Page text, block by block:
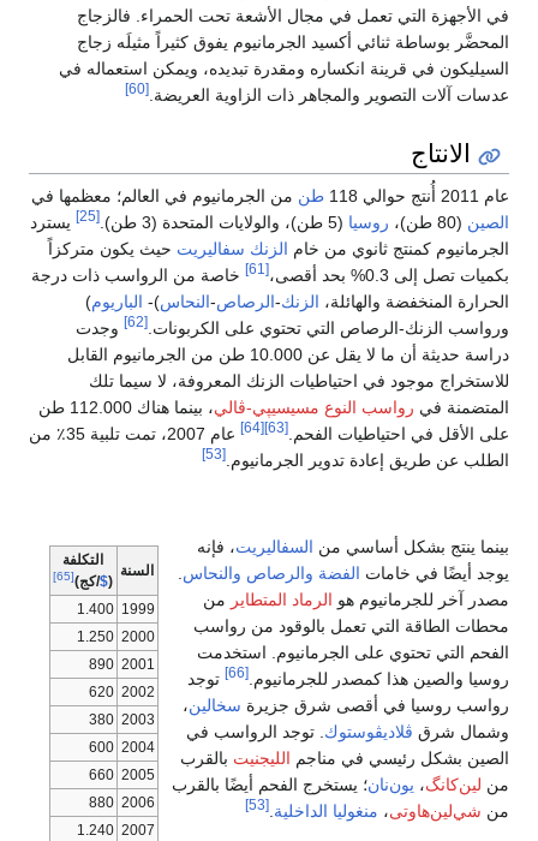
في الأجهزة التي تعمل في مجال الأشعة تحت الحمراء. فالزجاج
المحضَّر بوساطة ثنائي أكسيد الجرمانيوم يفوق كثيراً مثيلَه زجاج
السيليكون في قرينة انكساره ومقدرة تبديده، ويمكن استعماله في
عدسات آلات التصوير والمجاهر ذات الزاوية العريضة. [60]
الانتاج
عام 2011 أُنتج حوالي 118 طن من الجرمانيوم في العالم؛ معظمها في
الصين (80 طن)، روسيا (5 طن)، والولايات المتحدة (3 طن). [25]
يسترد
الجرمانيوم كمنتج ثانوي من خام الزنك سفاليريت حيث يكون متركزاً
بكميات تصل إلى 0.3% بحد أقصى،
[61]
خاصة من الرواسب ذات درجة
الحرارة المنخفضة والهائلة، الزنك-الرصاص-النحاس)- الباريوم)
ورواسب الزنك-الرصاص التي تحتوي على الكربونات.[62]
وجدت
دراسة حديثة أن ما لا يقل عن 10.000 طن من الجرمانيوم القابل
للاستخراج موجود في احتياطيات الزنك المعروفة، لا سيما تلك
المتضمنة في رواسب النوع مسيسيپي-ڤالي
، بينما هناك 112.000 طن
على الأقل في احتياطيات الفحم.[63]
[64]
عام 2007، تمت تلبية 35٪ من
الطلب عن طريق إعادة تدوير الجرمانيوم.[53]
السنة
التكلفة
(
$/كج)[65]
1999
1.400
2000
1.250
2001
890
2002
620
2003
380
2004
600
2005
660
2006
880
2007
1.240
بينما ينتج بشكل أساسي من السفاليريت، فإنه
يوجد أيضًا في خامات الفضة والرصاص والنحاس.
مصدر آخر للجرمانيوم هو الرماد المتطاير من
محطات الطاقة التي تعمل بالوقود من رواسب
الفحم التي تحتوي على الجرمانيوم. استخدمت
روسيا والصين هذا كمصدر للجرمانيوم.[66]
توجد
رواسب روسيا في أقصى شرق جزيرة سخالين،
وشمال شرق ڤلاديڤوستوك. توجد الرواسب في
الصين بشكل رئيسي في مناجم الليجنيت بالقرب
من لين‌كانگ، يون‌نان؛ يستخرج الفحم أيضًا بالقرب
من شي‌لين‌هاوتى، منغوليا الداخلية.
[53]